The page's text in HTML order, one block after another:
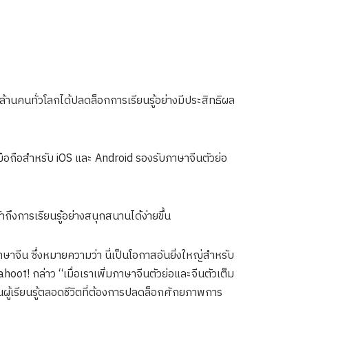
นคนทั่วโลกได้ปลดล็อกการเรียนรู้อย่างมีประสิทธิผล
อสำหรับ iOS และ Android รองรับภาษาจีนตัวย่อ
งการเรียนรู้อย่างสนุกสนานได้ง่ายขึ้น
จีน ซึ่งหมายความว่า นี่เป็นโอกาสอันยิ่งใหญ่สำหรับ
กล่าว “เมื่อเราเพิ่มภาษาจีนตัวย่อและจีนตัวเต็ม
ผู้เรียนรู้ตลอดชีวิตที่ต้องการปลดล็อกศักยภาพการ